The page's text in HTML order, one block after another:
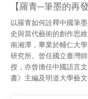
【羅青─筆墨的再發
以羅青如何詮釋中國筆
史與當代藝術的創作思
南湘潭，畢業於輔仁大
研究所。曾任國立臺灣
授，亦曾擔任中國語言
書》主編及明道大學藝